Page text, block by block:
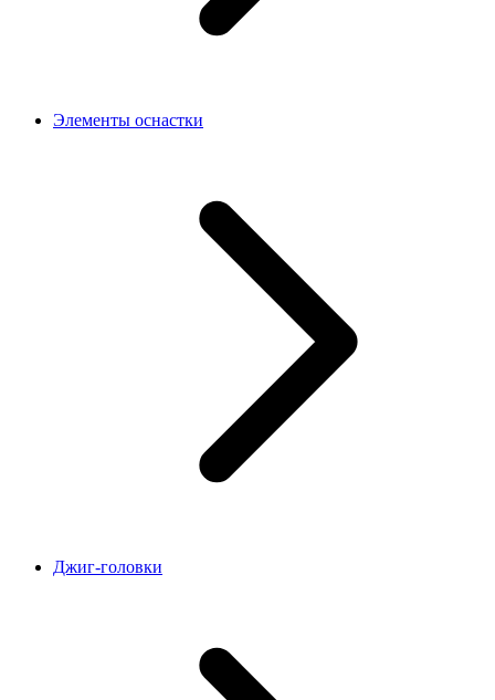
Элементы оснастки
Джиг-головки